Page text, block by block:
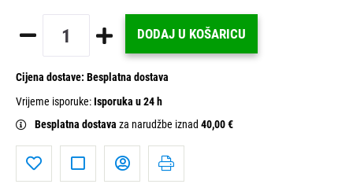
DODAJ U KOŠARICU
Cijena dostave: Besplatna dostava
Vrijeme isporuke:Isporuka u 24 h
Besplatna dostava za narudžbe iznad 40,00 €